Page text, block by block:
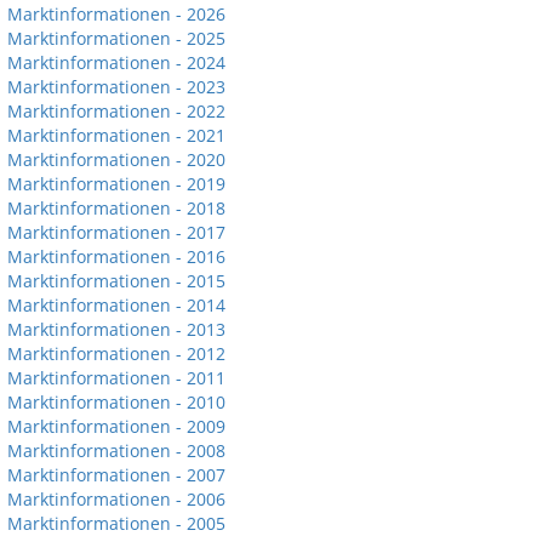
Marktinformationen - 2026
Marktinformationen - 2025
Marktinformationen - 2024
Marktinformationen - 2023
Marktinformationen - 2022
Marktinformationen - 2021
Marktinformationen - 2020
Marktinformationen - 2019
Marktinformationen - 2018
Marktinformationen - 2017
Marktinformationen - 2016
Marktinformationen - 2015
Marktinformationen - 2014
Marktinformationen - 2013
Marktinformationen - 2012
Marktinformationen - 2011
Marktinformationen - 2010
Marktinformationen - 2009
Marktinformationen - 2008
Marktinformationen - 2007
Marktinformationen - 2006
Marktinformationen - 2005